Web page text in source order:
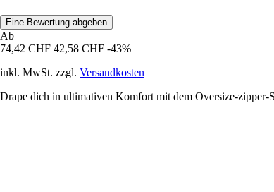
Eine Bewertung abgeben
Ab
74,42 CHF 42,58 CHF -43%
inkl. MwSt. zzgl. Versandkosten
Drape dich in ultimativen Komfort mit dem Oversize-zipper-